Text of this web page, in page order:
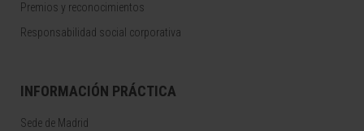
Premios y reconocimientos
Responsabilidad social corporativa
INFORMACIÓN PRÁCTICA
Sede de Madrid